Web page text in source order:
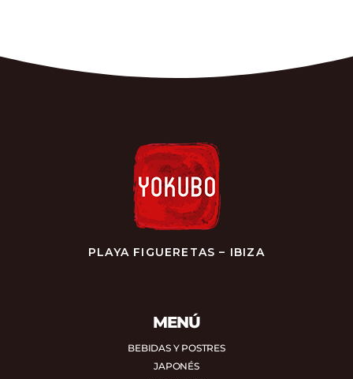
PLAYA FIGUERETAS – IBIZA
MENÚ
BEBIDAS Y POSTRES
JAPONÉS